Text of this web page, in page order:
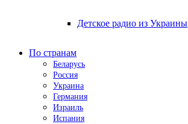
Детское радио из Украины
По странам
Беларусь
Россия
Украина
Германия
Израиль
Испания